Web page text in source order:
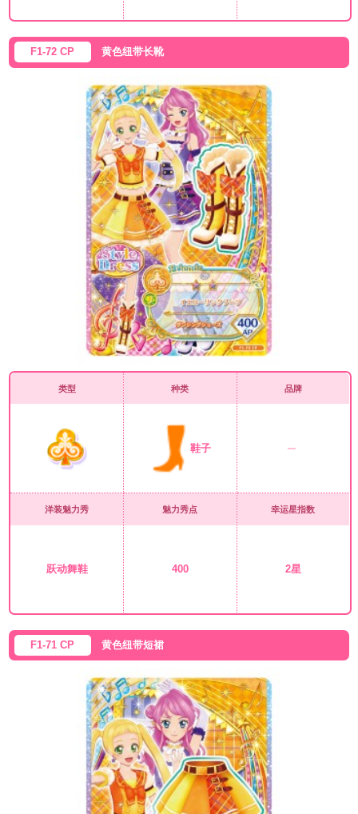
F1-72 CP 黄色纽带长靴
类型 种类
鞋子
品牌
洋装魅力秀
跃动舞鞋
魅力秀点
400
幸运星指数
2星
F1-71 CP 黄色纽带短裙